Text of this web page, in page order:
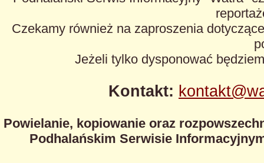
Czekamy również na zaproszenia
Jeżeli tylko dysponować
Kontakt:
Powielanie, kopiowanie oraz
Podhalańskim Serwisie